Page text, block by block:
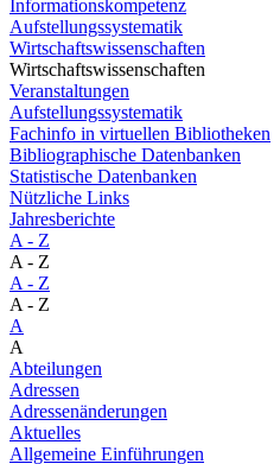
Informationskompetenz
Aufstellungssystematik
Wirtschaftswissenschaften
Wirtschaftswissenschaften
Veranstaltungen
Aufstellungssystematik
Fachinfo in virtuellen Bibliotheken
Bibliographische Datenbanken
Statistische Datenbanken
Nützliche Links
Jahresberichte
A - Z
A - Z
A - Z
A - Z
A
A
Abteilungen
Adressen
Adressenänderungen
Aktuelles
Allgemeine Einführungen